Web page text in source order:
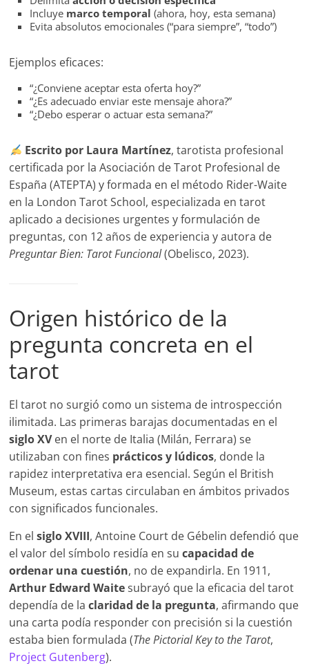
Incluye marco temporal (ahora, hoy, esta semana)
Evita absolutos emocionales (“para siempre”, “todo”)
Ejemplos eficaces:
“¿Conviene aceptar esta oferta hoy?”
“¿Es adecuado enviar este mensaje ahora?”
“¿Debo esperar o actuar esta semana?”
Escrito por Laura Martínez, tarotista profesional
certificada por la Asociación de Tarot Profesional de
España (ATEPTA) y formada en el método Rider-Waite
en la London Tarot School, especializada en tarot
aplicado a decisiones urgentes y formulación de
preguntas, con 12 años de experiencia y autora de
Preguntar Bien: Tarot Funcional(Obelisco, 2023).
Origen histórico de la
pregunta concreta en el
tarot
El tarot no surgió como un sistema de introspección
ilimitada. Las primeras barajas documentadas en el
siglo XVen el norte de Italia (Milán, Ferrara) se
utilizaban con fines prácticos y lúdicos, donde la
rapidez interpretativa era esencial. Según el British
Museum, estas cartas circulaban en ámbitos privados
con significados funcionales.
En elsiglo XVIII, Antoine Court de Gébelin defendió que
el valor del símbolo residía en sucapacidad de
ordenar una cuestión, no de expandirla. En 1911,
Arthur Edward Waitesubrayó que la eficacia del tarot
dependía de laclaridad de la pregunta, afirmando que
una carta podía responder con precisión si la cuestión
estaba bien formulada (The Pictorial Key to the Tarot,
Project Gutenberg).